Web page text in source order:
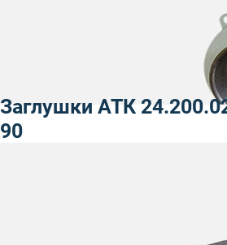
Заглушки АТК
90